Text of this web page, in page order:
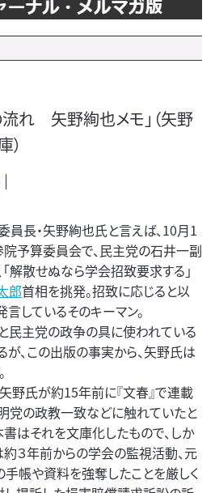
れ 矢野絢也メモ」（矢野
員長・矢野絢也氏と言えば、10月1
予算委員会で、民主党の石井一副
「解散せぬなら学会招致要求する」
郎首相を挑発。招致に応じると以
言しているそのキーマン。
民主党の政争の具に使われている
が、この出版の事実から、矢野氏は
野氏が約15年前に『文春』で連載
党の政教一致などに触れていたと
書はそれを文庫化したもので、しか
約３年前からの学会の監視活動、元
帳や資料を強奪したことを厳しく